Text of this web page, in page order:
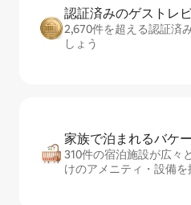
認証済みのゲ⁠ス⁠ト⁠レ⁠
2,670件を超える認証済
しょう
家族で泊まれるバ⁠ケ⁠
310件の宿泊施設が広々
けのアメニティ・設備